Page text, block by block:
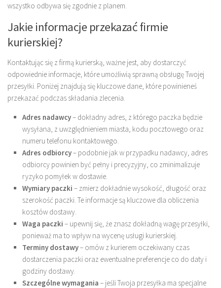
wszystko odbywa się zgodnie z planem.
Jakie informacje przekazać firmie
kurierskiej?
Kontaktując się z firmą kurierską, ważne jest, aby dostarczyć
odpowiednie informacje, które umożliwią sprawną obsługę Twojej
przesyłki. Poniżej znajdują się kluczowe dane, które powinieneś
przekazać podczas składania zlecenia.
Adres nadawcy– dokładny adres, z którego paczka będzie
wysyłana, z uwzględnieniem miasta, kodu pocztowego oraz
numeru telefonu kontaktowego.
Adres odbiorcy– podobnie jak w przypadku nadawcy, adres
odbiorcy powinien być pełny i precyzyjny, co zminimalizuje
ryzyko pomyłek w dostawie.
Wymiary paczki – zmierz dokładnie wysokość, długość oraz
szerokość paczki. Te informacje są kluczowe dla obliczenia
kosztów dostawy.
Waga paczki – upewnij się, że znasz dokładną wagę przesyłki,
ponieważ ma to wpływ na wycenę usługi kurierskiej.
Terminy dostawy– omów z kurierem oczekiwany czas
dostarczenia paczki oraz ewentualne preferencje co do daty i
godziny dostawy.
Szczególne wymagania – jeśli Twoja przesyłka ma specjalne